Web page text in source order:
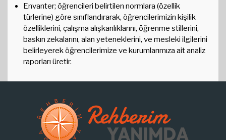
Envanter; öğrencileri belirtilen normlara (özellik
türlerine) göre sınıflandırarak, öğrencilerimizin kişilik
özelliklerini, çalışma alışkanlıklarını, öğrenme stillerini,
baskın zekalarını, alan yeteneklerini, ve mesleki ilgilerini
belirleyerek öğrencilerimize ve kurumlarımıza ait analiz
raporları üretir.